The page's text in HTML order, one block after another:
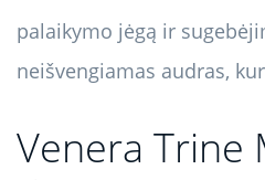
palaikymo jėgą ir
neišvengiamas audras,
Venera Trine